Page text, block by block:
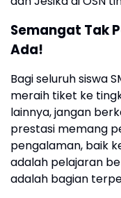
Semangat Tak
Ada!
Bagi seluruh siswa
meraih tiket ke
lainnya, jangan
prestasi memang
pengalaman, baik
adalah pelajaran
adalah bagian